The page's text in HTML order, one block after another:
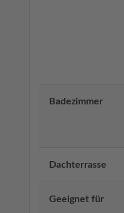
Badezimmer
Dachterrasse
Geeignet für